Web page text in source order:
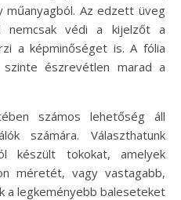
Az edzett üveg
nemcsak védi a kijelzőt a
a képminőséget is. A fólia
észrevétlen marad a
számos lehetőség áll
számára. Választhatunk
készült tokokat, amelyek
méretét, vagy vastagabb,
a legkeményebb baleseteket